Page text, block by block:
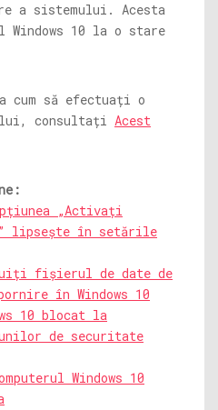
a sistemului. Acesta
Windows 10 la o stare
cum să efectuați o
consultați Acest
„Activați
lipsește în setările
fișierul de date de
în Windows 10
10 blocat la
de securitate
Windows 10